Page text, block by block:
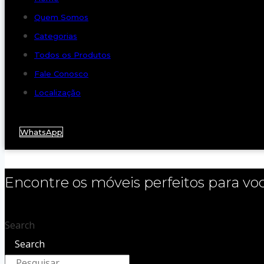
Quem Somos
Categorias
Todos os Produtos
Fale Conosco
Localização
WhatsApp
Encontre os móveis perfeitos para
Search
Search